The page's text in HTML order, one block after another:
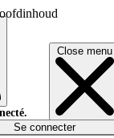
Close menu
Se connecter